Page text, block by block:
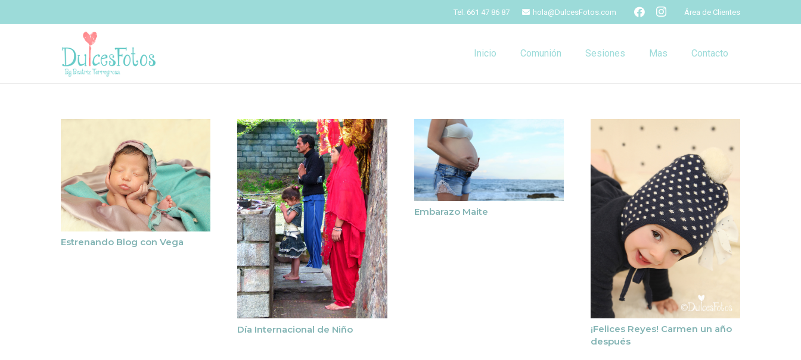
Tel. 661 47 86 87 hola@DulcesFotos.com Área de Clientes
Inicio Comunión Sesiones Mas Contacto
Estrenando Blog con Vega
Día Internacional de Niño
Embarazo Maite
¡Felices Reyes! Carmen un año
después